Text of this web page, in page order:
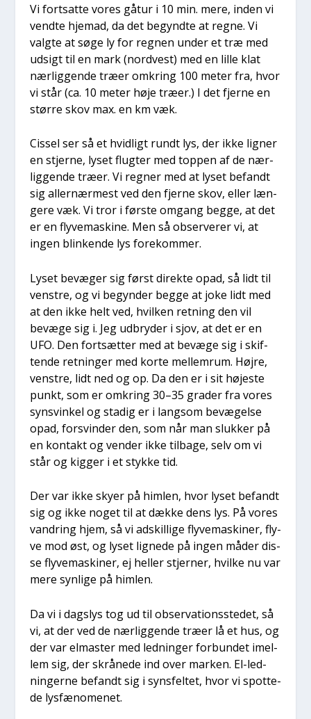
Vi fort­sat­te vores gåtur i 10 min. mere, inden vi
vend­te hjemad, da det begynd­te at reg­ne. Vi
valg­te at søge ly for reg­nen under et træ med
udsigt til en mark (nord­vest) med en lil­le klat
nær­lig­gen­de træ­er omkring 100 meter fra, hvor
vi står (ca. 10 meter høje træ­er.) I det fjer­ne en
stør­re skov max. en km væk.
Cis­sel ser så et hvid­ligt rundt lys, der ikke lig­ner
en stjer­ne, lyset flug­ter med top­pen af de nær­
lig­gen­de træ­er. Vi reg­ner med at lyset befandt
sig aller­nær­mest ved den fjer­ne skov, eller læn­
ge­re væk. Vi tror i før­ste omgang beg­ge, at det
er en fly­ve­ma­ski­ne. Men så obser­ve­rer vi, at
ingen blin­ken­de lys fore­kom­mer.
Lyset bevæ­ger sig først direk­te opad, så lidt til
ven­stre, og vi begyn­der beg­ge at joke lidt med
at den ikke helt ved, hvil­ken ret­ning den vil
bevæ­ge sig i. Jeg udbry­der i sjov, at det er en
UFO. Den fort­sæt­ter med at bevæ­ge sig i skif­
ten­de ret­nin­ger med kor­te mel­lem­rum. Høj­re,
ven­stre, lidt ned og op. Da den er i sit høje­ste
punkt, som er omkring 30–35 gra­der fra vores
syns­vin­kel og sta­dig er i lang­som bevæ­gel­se
opad, for­svin­der den, som når man sluk­ker på
en kon­takt og ven­der ikke til­ba­ge, selv om vi
står og kig­ger i et styk­ke tid.
Der var ikke sky­er på him­len, hvor lyset befandt
sig og ikke noget til at dæk­ke dens lys. På vores
van­dring hjem, så vi adskil­li­ge fly­ve­ma­ski­ner, fly­
ve mod øst, og lyset lig­ne­de på ingen måder dis­
se fly­ve­ma­ski­ner, ej hel­ler stjer­ner, hvil­ke nu var
mere syn­li­ge på him­len.
Da vi i dags­lys tog ud til obser­va­tions­ste­det, så
vi, at der ved de nær­lig­gen­de træ­er lå et hus, og
der var elma­ster med led­nin­ger for­bun­det imel­
lem sig, der skrå­ne­de ind over mar­ken. El-led­
nin­ger­ne befandt sig i syns­fel­tet, hvor vi spot­te­
de lys­fæ­no­me­net.